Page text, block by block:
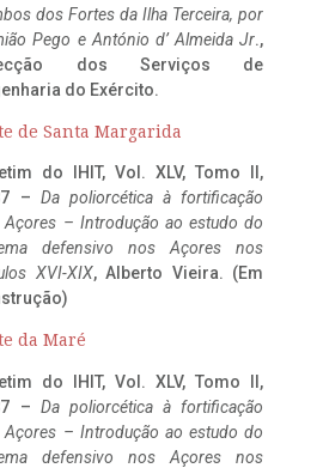
dos Fortes da Ilha Terceira, por
Pego e António d’ Almeida Jr.,
dos Serviços de
do Exército.
de Santa Margarida
do IHIT, Vol. XLV, Tomo II,
– Da poliorcética à fortificação
Açores – Introdução ao estudo do
defensivo nos Açores nos
XVI-XIX, Alberto Vieira. (Em
da Maré
do IHIT, Vol. XLV, Tomo II,
– Da poliorcética à fortificação
Açores – Introdução ao estudo do
defensivo nos Açores nos